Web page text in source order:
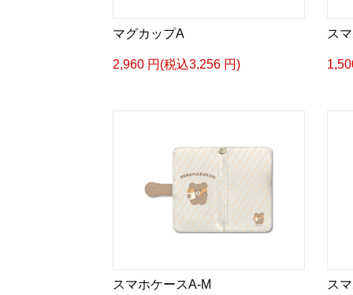
マグカップA
2,960 円(税込3,256 円)
ス
スマホケースA-M ス